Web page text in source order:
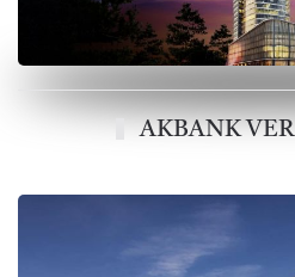
AKBANK